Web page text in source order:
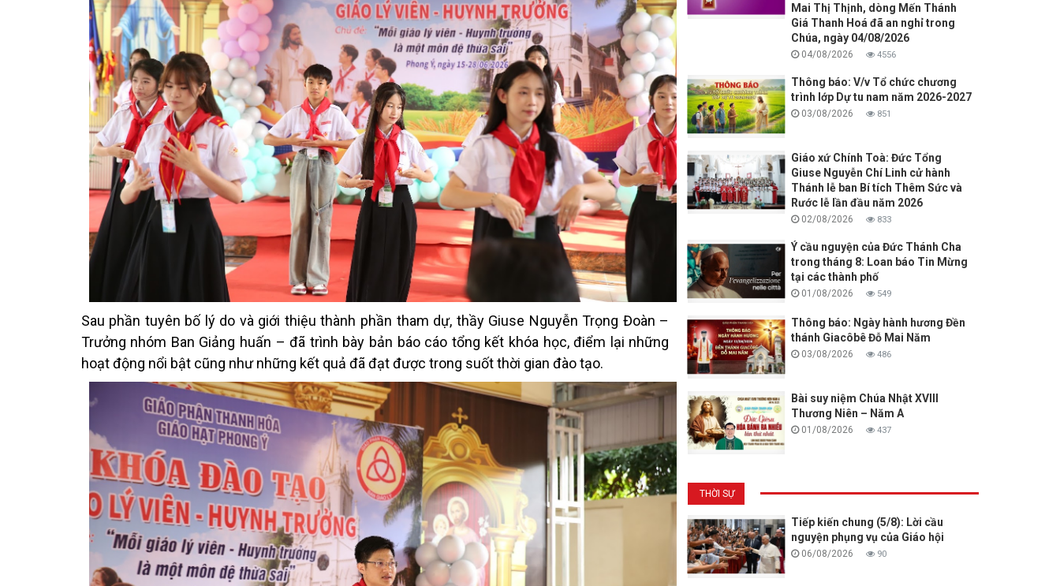
Sau phần tuyên bố lý do và giới thiệu thành phần tham dự, thầy Giuse Nguyễn Trọng Đoàn –
Trưởng nhóm Ban Giảng huấn – đã trình bày bản báo cáo tổng kết khóa học, điểm lại những
hoạt động nổi bật cũng như những kết quả đã đạt được trong suốt thời gian đào tạo.
Mai Thị Thịnh, dòng Mến Thánh
Giá Thanh Hoá đã an nghỉ trong
Chúa, ngày 04/08/2026
04/08/2026 4556
Thông báo: V/v Tổ chức chương
trình lớp Dự tu nam năm 2026-2027
03/08/2026 851
Giáo xứ Chính Toà: Đức Tổng
Giuse Nguyễn Chí Linh cử hành
Thánh lễ ban Bí tích Thêm Sức và
Rước lễ lần đầu năm 2026
02/08/2026 833
Ý cầu nguyện của Đức Thánh Cha
trong tháng 8: Loan báo Tin Mừng
tại các thành phố
01/08/2026 549
Thông báo: Ngày hành hương Đền
thánh Giacôbê Đỗ Mai Năm
03/08/2026 486
Bài suy niệm Chúa Nhật XVIII
Thương Niên – Năm A
01/08/2026 437
THỜI SỰ
Tiếp kiến chung (5/8): Lời cầu
nguyện phụng vụ của Giáo hội
06/08/2026 90